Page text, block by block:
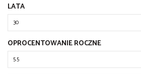
LATA
OPROCENTOWANIE ROCZNE